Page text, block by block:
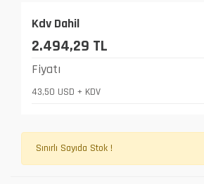
Kdv Dahil
2.494,29 TL
Fiyatı
43,50 USD + KDV
Sınırlı Sayıda Stok !